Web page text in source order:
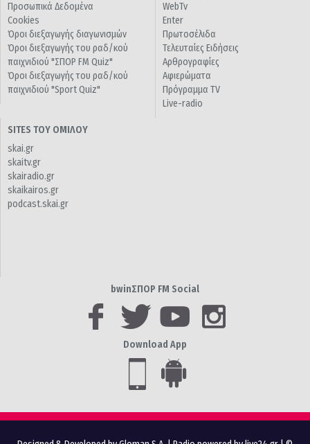
Προσωπικά Δεδομένα
Cookies
Όροι διεξαγωγής διαγωνισμών
Όροι διεξαγωγής του ραδ/κού
παιχνιδιού "ΣΠΟΡ FM Quiz"
Όροι διεξαγωγής του ραδ/κού
παιχνιδιού "Sport Quiz"
WebTv
Enter
Πρωτοσέλιδα
Τελευταίες Ειδήσεις
Αρθρογραφίες
Αφιερώματα
Πρόγραμμα TV
Live-radio
SITES ΤΟΥ ΟΜΙΛΟΥ
skai.gr
skaitv.gr
skairadio.gr
skaikairos.gr
podcast.skai.gr
bwinΣΠΟΡ FM Social
Download App